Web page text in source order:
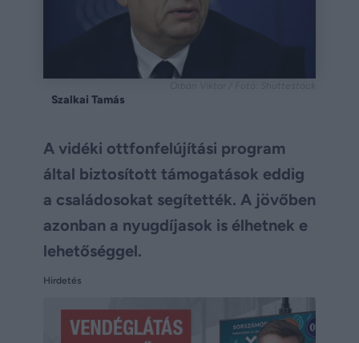
Szalkai Tamás
A vidéki ottfonfelújítási program
által biztosított támogatások eddig
a családosokat segítették. A jövőben
azonban a nyugdíjasok is élhetnek e
lehetőséggel.
Hirdetés